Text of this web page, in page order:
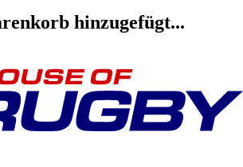
hinzugefügt...